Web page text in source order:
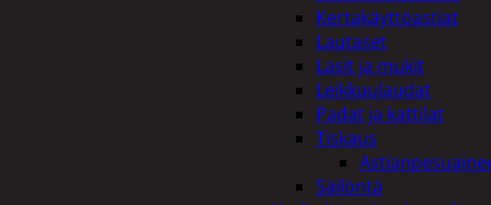
Kertakäyttöastiat
Lautaset
Lasit ja mukit
Leikkuulaudat
Padat ja kattilat
Tiskaus
Säilöntä